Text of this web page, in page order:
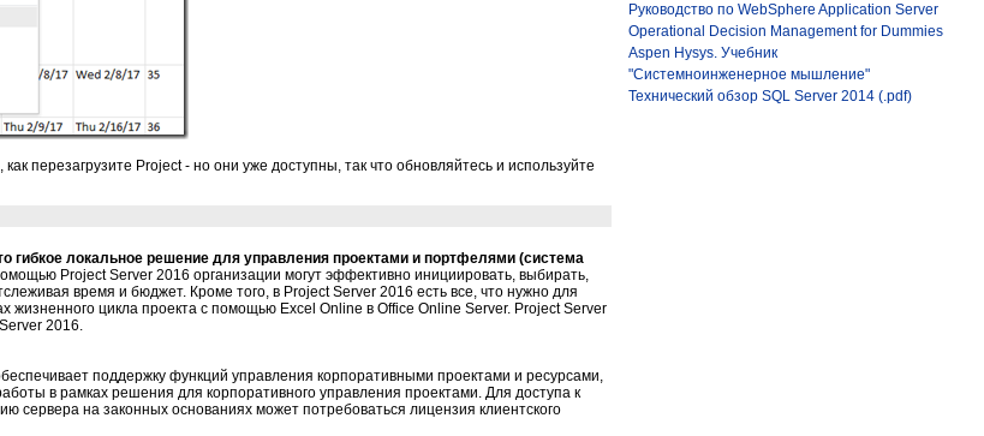
перезагрузите Project - но они уже доступны, так что обновляйтесь и используйте
гибкое локальное решение для управления проектами и портфелями (система
Project Server 2016 организации могут эффективно инициировать, выбирать,
время и бюджет. Кроме того, в Project Server 2016 есть все, что нужно для
жизненного цикла проекта с помощью Excel Online в Office Online Server. Project Server
2016.
поддержку функций управления корпоративными проектами и ресурсами,
в рамках решения для корпоративного управления проектами. Для доступа к
сервера на законных основаниях может потребоваться лицензия клиентского
Руководство по WebSphere Application Server
Operational Decision Management for Dummies
Aspen Hysys. Учебник
"Системноинженерное мышление"
Технический обзор SQL Server 2014 (.pdf)